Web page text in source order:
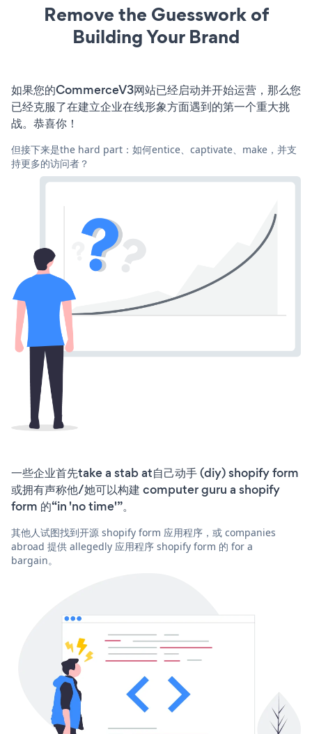
Remove the Guesswork of
Building Your Brand
如果您的CommerceV3网站已经启动并开始运营，那么您
已经克服了在建立企业在线形象方面遇到的第一个重大挑
战。恭喜你！
但接下来是the hard part：如何entice、captivate、make，并支
持更多的访问者？
一些企业首先take a stab at自己动手 (diy) shopify form
或拥有声称他/她可以构建 computer guru a shopify
form 的“in 'no time'”。
其他人试图找到开源 shopify form 应用程序，或 companies
abroad 提供 allegedly 应用程序 shopify form 的 for a
bargain。